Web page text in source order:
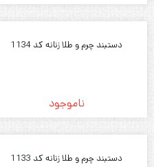
دستبند چرم و طلا زنانه کد 1134
ناموجود
دستبند چرم و طلا زنانه کد 1133